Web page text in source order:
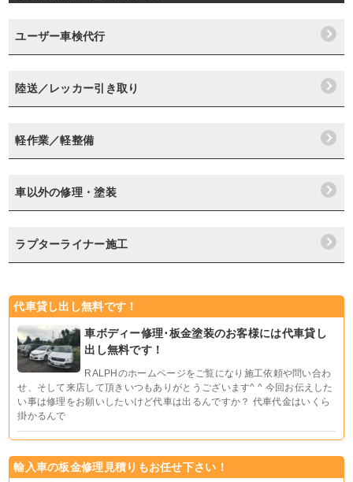
ユーザー車検代行
陸送／レッカー引き取り
軽作業／軽整備
車以外の修理・塗装
ラプターライナー施工
代車貸し出し無料です！
車ボディー修理･板金塗装のお客様には代車貸し
出し無料です！
RALPHのホームページをご覧になり施工依頼や問い合わ
せ、そして来店して頂きいつもありがとうございます^ ^ 今回お伝えした
い事は修理をお願いしたいけど代車は出るんですか？ 代車代金はいくら
掛かるんで
輸入車の板金修理見積りもお任せ下さい！